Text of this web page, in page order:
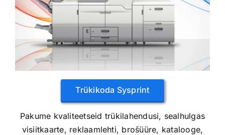
Trükikoda Sysprint
Pakume kvaliteetseid trükilahendusi, sealhulgas
visiitkaarte, reklaamlehti, brošüüre, katalooge,